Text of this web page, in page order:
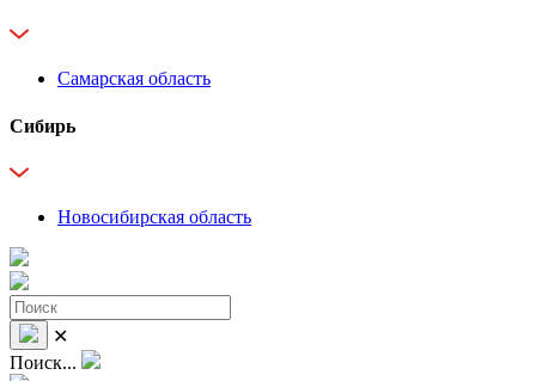
Самарская область
Сибирь
Новосибирская область
✕
Поиск...